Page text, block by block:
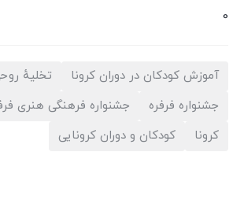
0
آموزش کودکان در دوران کرونا
تخلیهٔ
جشنواره فرفره
جشنواره فرهنگی هنری
کرونا
کودکان و دوران کرونایی